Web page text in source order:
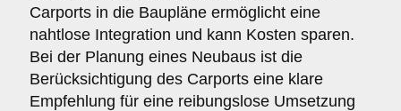
Carports in die Baupläne ermöglicht eine
nahtlose Integration und kann Kosten sparen.
Bei der Planung eines Neubaus ist die
Berücksichtigung des Carports eine klare
Empfehlung für eine reibungslose Umsetzung